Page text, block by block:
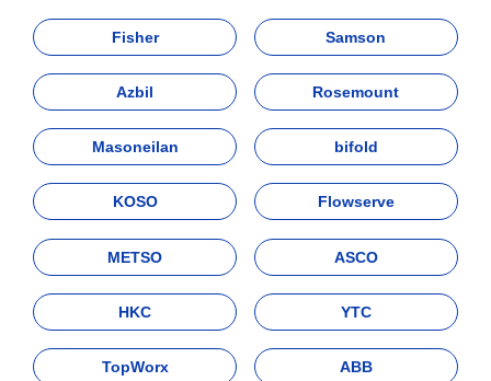
Fisher Samson
Azbil Rosemount
Masoneilan bifold
KOSO Flowserve
METSO ASCO
HKC YTC
TopWorx ABB